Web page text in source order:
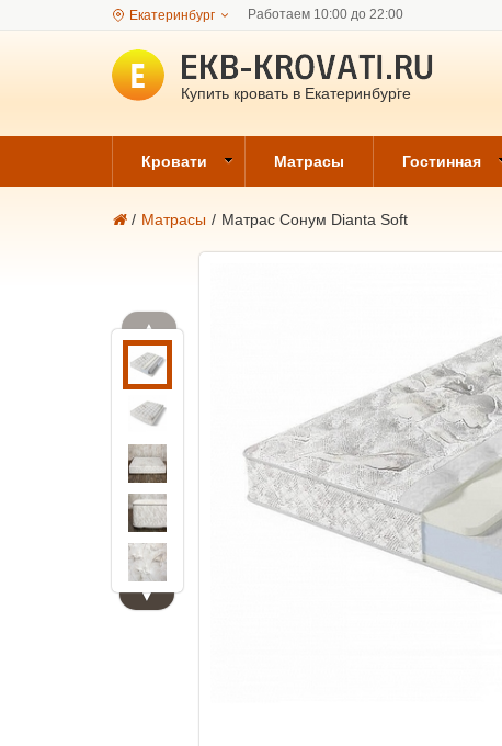
Екатеринбург Работаем 10:00 до 22:00
Купить кровать в Екатеринбурге
Кровати Матрасы Гостинная
/ Матрасы / Матрас Сонум Dianta Soft
▲
▼